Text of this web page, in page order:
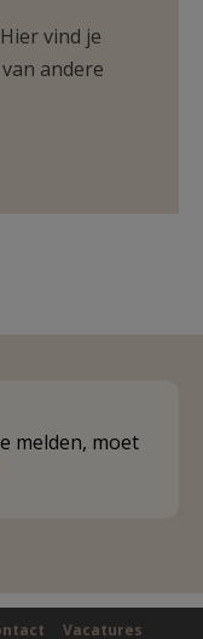
vind je
andere
melden, moet
Vacatures